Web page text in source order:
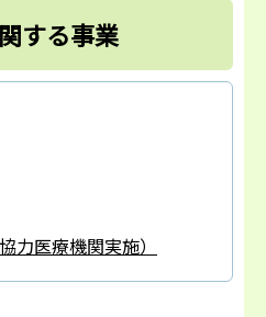
する事業
力医療機関実施）